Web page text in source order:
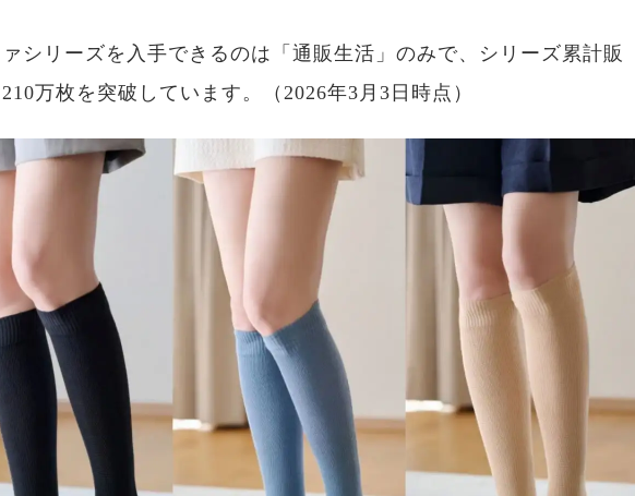
シリーズを入手できるのは「通販生活」のみで、シリーズ累計販
万枚を突破しています。（2026年3月3日時点）